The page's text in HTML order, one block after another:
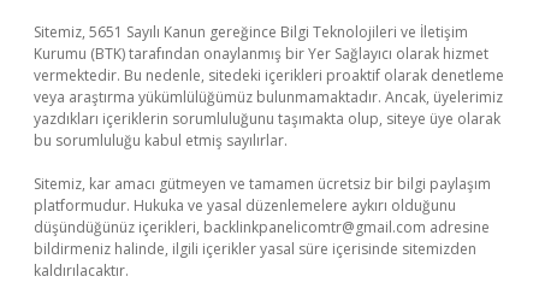
Sitemiz, 5651 Sayılı Kanun gereğince Bilgi Teknolojileri ve İletişim
Kurumu (BTK) tarafından onaylanmış bir Yer Sağlayıcı olarak hizmet
vermektedir. Bu nedenle, sitedeki içerikleri proaktif olarak denetleme
veya araştırma yükümlülüğümüz bulunmamaktadır. Ancak, üyelerimiz
yazdıkları içeriklerin sorumluluğunu taşımakta olup, siteye üye olarak
bu sorumluluğu kabul etmiş sayılırlar.
Sitemiz, kar amacı gütmeyen ve tamamen ücretsiz bir bilgi paylaşım
platformudur. Hukuka ve yasal düzenlemelere aykırı olduğunu
düşündüğünüz içerikleri, backlinkpanelicomtr@gmail.com adresine
bildirmeniz halinde, ilgili içerikler yasal süre içerisinde sitemizden
kaldırılacaktır.